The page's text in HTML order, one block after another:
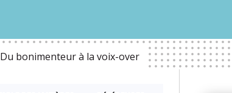
Du bonimenteur à la voix-over